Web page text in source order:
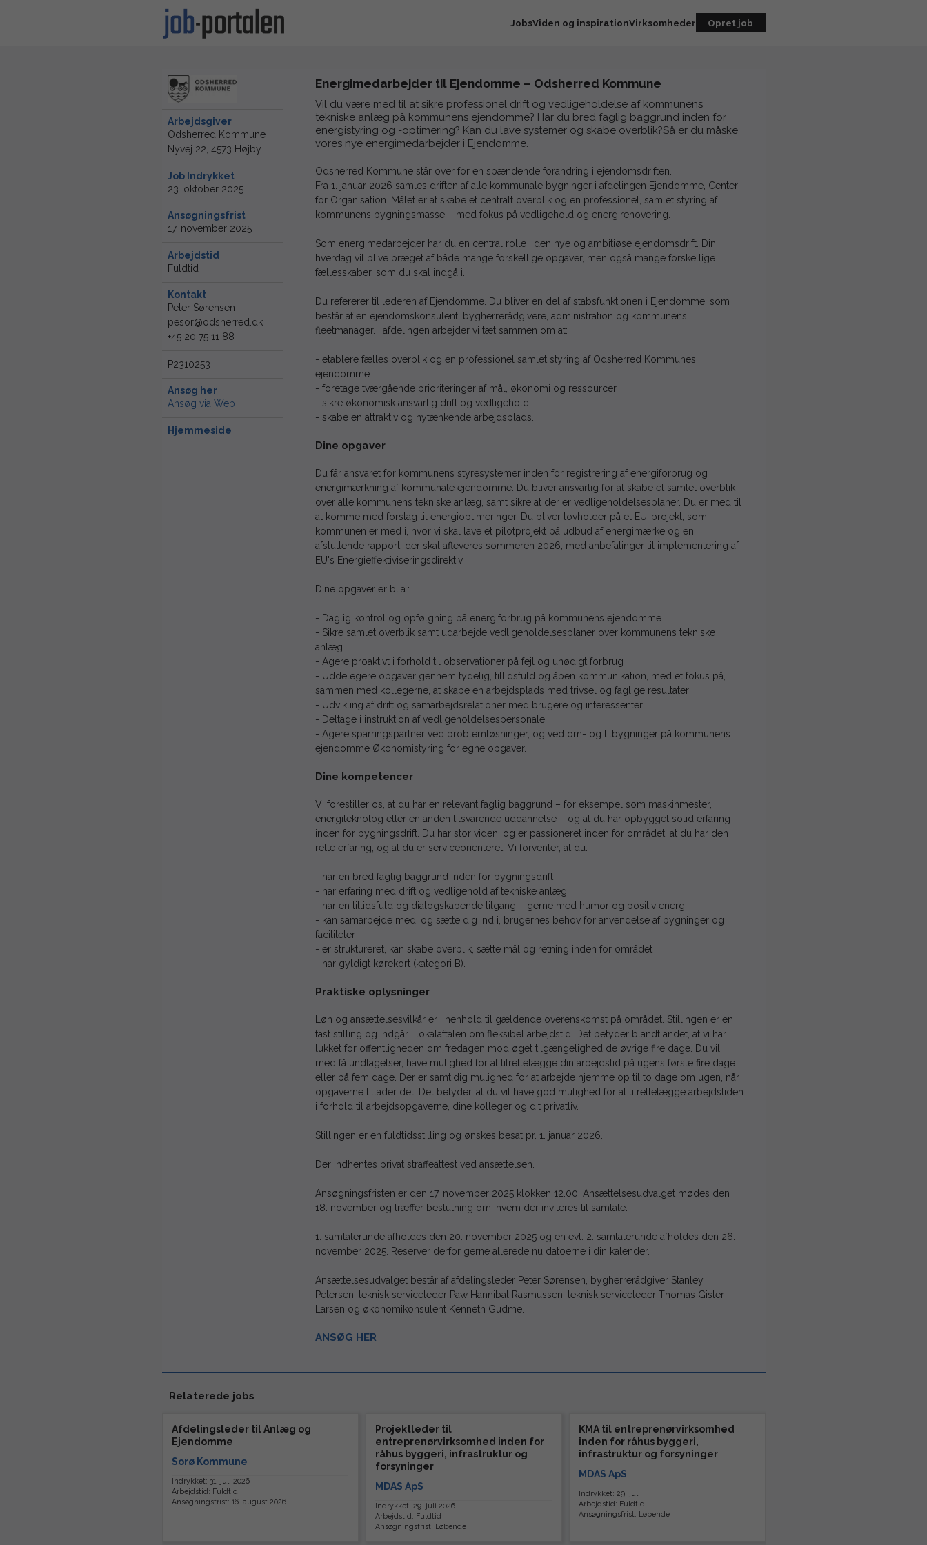
JobsViden og inspirationVirksomheder Opret job
Arbejdsgiver
Odsherred Kommune
Nyvej 22, 4573 Højby
Job Indrykket
23. oktober 2025
Ansøgningsfrist
17. november 2025
Arbejdstid
Fuldtid
Kontakt
Peter Sørensen
pesor@odsherred.dk
+45 20 75 11 88
P2310253
Ansøg her
Ansøg via Web
Hjemmeside
Energimedarbejder til Ejendomme – Odsherred Kommune
Vil du være med til at sikre professionel drift og vedligeholdelse af kommunens
tekniske anlæg på kommunens ejendomme? Har du bred faglig baggrund inden for
energistyring og -optimering? Kan du lave systemer og skabe overblik?Så er du måske
vores nye energimedarbejder i Ejendomme.
Odsherred Kommune står over for en spændende forandring i ejendomsdriften.
Fra 1. januar 2026 samles driften af alle kommunale bygninger i afdelingen Ejendomme, Center
for Organisation. Målet er at skabe et centralt overblik og en professionel, samlet styring af
kommunens bygningsmasse – med fokus på vedligehold og energirenovering.
Som energimedarbejder har du en central rolle i den nye og ambitiøse ejendomsdrift. Din
hverdag vil blive præget af både mange forskellige opgaver, men også mange forskellige
fællesskaber, som du skal indgå i.
Du refererer til lederen af Ejendomme. Du bliver en del af stabsfunktionen i Ejendomme, som
består af en ejendomskonsulent, bygherrerådgivere, administration og kommunens
fleetmanager. I afdelingen arbejder vi tæt sammen om at:
- etablere fælles overblik og en professionel samlet styring af Odsherred Kommunes
ejendomme.
- foretage tværgående prioriteringer af mål, økonomi og ressourcer
- sikre økonomisk ansvarlig drift og vedligehold
- skabe en attraktiv og nytænkende arbejdsplads.
Dine opgaver
Du får ansvaret for kommunens styresystemer inden for registrering af energiforbrug og
energimærkning af kommunale ejendomme. Du bliver ansvarlig for at skabe et samlet overblik
over alle kommunens tekniske anlæg, samt sikre at der er vedligeholdelsesplaner. Du er med til
at komme med forslag til energioptimeringer. Du bliver tovholder på et EU-projekt, som
kommunen er med i, hvor vi skal lave et pilotprojekt på udbud af energimærke og en
afsluttende rapport, der skal afleveres sommeren 2026, med anbefalinger til implementering af
EU's Energieffektiviseringsdirektiv.
Dine opgaver er bl.a.:
- Daglig kontrol og opfølgning på energiforbrug på kommunens ejendomme
- Sikre samlet overblik samt udarbejde vedligeholdelsesplaner over kommunens tekniske
anlæg
- Agere proaktivt i forhold til observationer på fejl og unødigt forbrug
- Uddelegere opgaver gennem tydelig, tillidsfuld og åben kommunikation, med et fokus på,
sammen med kollegerne, at skabe en arbejdsplads med trivsel og faglige resultater
- Udvikling af drift og samarbejdsrelationer med brugere og interessenter
- Deltage i instruktion af vedligeholdelsespersonale
- Agere sparringspartner ved problemløsninger, og ved om- og tilbygninger på kommunens
ejendomme Økonomistyring for egne opgaver.
Dine kompetencer
Vi forestiller os, at du har en relevant faglig baggrund – for eksempel som maskinmester,
energiteknolog eller en anden tilsvarende uddannelse – og at du har opbygget solid erfaring
inden for bygningsdrift. Du har stor viden, og er passioneret inden for området, at du har den
rette erfaring, og at du er serviceorienteret. Vi forventer, at du:
- har en bred faglig baggrund inden for bygningsdrift
- har erfaring med drift og vedligehold af tekniske anlæg
- har en tillidsfuld og dialogskabende tilgang – gerne med humor og positiv energi
- kan samarbejde med, og sætte dig ind i, brugernes behov for anvendelse af bygninger og
faciliteter
- er struktureret, kan skabe overblik, sætte mål og retning inden for området
- har gyldigt kørekort (kategori B).
Praktiske oplysninger
Løn og ansættelsesvilkår er i henhold til gældende overenskomst på området. Stillingen er en
fast stilling og indgår i lokalaftalen om fleksibel arbejdstid. Det betyder blandt andet, at vi har
lukket for offentligheden om fredagen mod øget tilgængelighed de øvrige fire dage. Du vil,
med få undtagelser, have mulighed for at tilrettelægge din arbejdstid på ugens første fire dage
eller på fem dage. Der er samtidig mulighed for at arbejde hjemme op til to dage om ugen, når
opgaverne tillader det. Det betyder, at du vil have god mulighed for at tilrettelægge arbejdstiden
i forhold til arbejdsopgaverne, dine kolleger og dit privatliv.
Stillingen er en fuldtidsstilling og ønskes besat pr. 1. januar 2026.
Der indhentes privat straffeattest ved ansættelsen.
Ansøgningsfristen er den 17. november 2025 klokken 12.00. Ansættelsesudvalget mødes den
18. november og træffer beslutning om, hvem der inviteres til samtale.
1. samtalerunde afholdes den 20. november 2025 og en evt. 2. samtalerunde afholdes den 26.
november 2025. Reserver derfor gerne allerede nu datoerne i din kalender.
Ansættelsesudvalget består af afdelingsleder Peter Sørensen, bygherrerådgiver Stanley
Petersen, teknisk serviceleder Paw Hannibal Rasmussen, teknisk serviceleder Thomas Gisler
Larsen og økonomikonsulent Kenneth Gudme.
ANSØG HER
Relaterede jobs
Afdelingsleder til Anlæg og
Ejendomme
Sorø Kommune
Indrykket: 31. juli 2026
Arbejdstid: Fuldtid
Ansøgningsfrist: 16. august 2026
Projektleder til
entreprenørvirksomhed inden for
råhus byggeri, infrastruktur og
forsyninger
MDAS ApS
Indrykket: 29. juli 2026
Arbejdstid: Fuldtid
Ansøgningsfrist: Løbende
KMA til entreprenørvirksomhed
inden for råhus byggeri,
infrastruktur og forsyninger
MDAS ApS
Indrykket: 29. juli
Arbejdstid: Fuldtid
Ansøgningsfrist: Løbende